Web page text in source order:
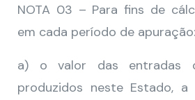
NOTA 03 – Para fins de
em cada período de apuração:
a) o valor das entradas
produzidos neste Estado,